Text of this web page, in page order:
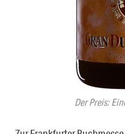
Der Preis: